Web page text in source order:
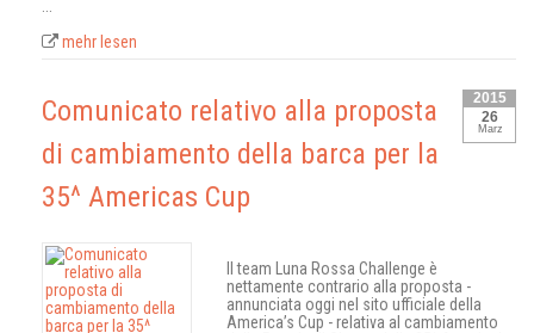
mehr lesen
2015
26
Marz
Comunicato relativo alla proposta
di cambiamento della barca per la
35^ Americas Cup
Il team Luna Rossa Challenge è
nettamente contrario alla proposta -
annunciata oggi nel sito ufficiale della
America’s Cup - relativa al cambiamento